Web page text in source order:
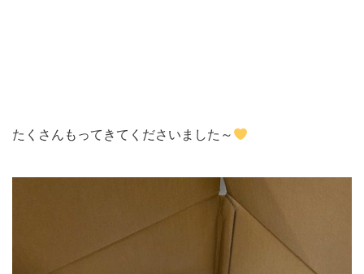
たくさんもってきてくださいました～